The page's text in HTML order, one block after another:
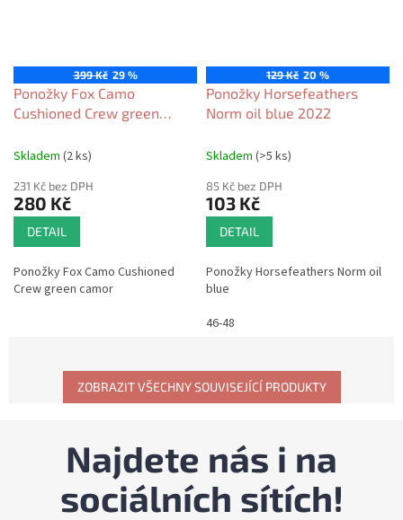
399 Kč 29 %
Ponožky Fox Camo
Cushioned Crew green
Skladem (2 ks)
231 Kč bez DPH
280 Kč
DETAIL
Ponožky Fox Camo Cushioned
Crew green camor
129 Kč 20 %
Ponožky Horsefeathers
Norm oil blue 2022
Skladem (>5 ks)
85 Kč bez DPH
103 Kč
DETAIL
Ponožky Horsefeathers Norm oil
blue
46-48
ZOBRAZIT VŠECHNY SOUVISEJÍCÍ PRODUKTY
Najdete nás i na
sociálních sítích!